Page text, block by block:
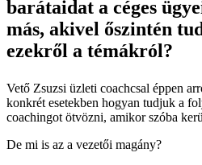
barátaidat a céges
más, akivel őszintén
ezekről a témákról?
Vető Zsuzsi üzleti coachcsal éppen
konkrét esetekben hogyan tudjuk a
coachingot ötvözni, amikor szóba
De mi is az a vezetői magány?